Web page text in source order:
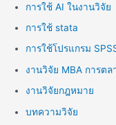
การใช้ AI ในงานวิจัย
การใช้ stata
การใช้โปรแกรม
งานวิจัย MBA การตล
งานวิจัยกฎหมาย
บทความวิจัย